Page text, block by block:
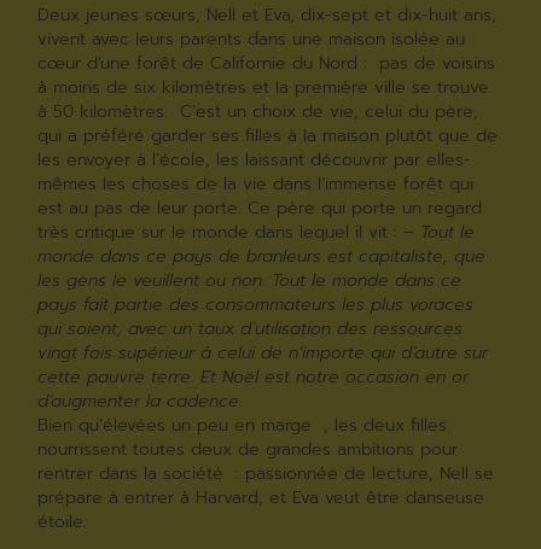
Deux jeunes sœurs, Nell et Eva, dix-sept et dix-huit ans,
vivent avec leurs parents dans une maison isolée au
cœur d'une forêt de Californie du Nord : pas de voisins
à moins de six kilomètres et la première ville se trouve
à 50 kilomètres. C’est un choix de vie, celui du père,
qui a préféré garder ses filles à la maison plutôt que de
les envoyer à l’école, les laissant découvrir par elles-
mêmes les choses de la vie dans l’immense forêt qui
est au pas de leur porte. Ce père qui porte un regard
très critique sur le monde dans lequel il vit : – Tout le
monde dans ce pays de branleurs est capitaliste, que
les gens le veuillent ou non. Tout le monde dans ce
pays fait partie des consommateurs les plus voraces
qui soient, avec un taux d’utilisation des ressources
vingt fois supérieur à celui de n’importe qui d’autre sur
cette pauvre terre. Et Noël est notre occasion en or
d’augmenter la cadence.
Bien qu’élevées un peu en marge , les deux filles
nourrissent toutes deux de grandes ambitions pour
rentrer dans la société : passionnée de lecture, Nell se
prépare à entrer à Harvard, et Eva veut être danseuse
étoile.